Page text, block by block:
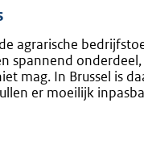
agrarische
spannend
mag. In Brussel is
er moeilijk